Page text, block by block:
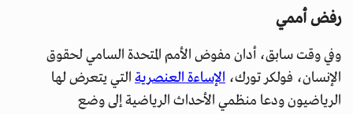
رفض أممي
وفي وقت سابق، أدان مفوض الأمم المتحدة السامي لحقوق
الإنسان، فولكر تورك، الإساءة العنصرية التي يتعرض لها
الرياضيون ودعا منظمي الأحداث الرياضية إلى وضع